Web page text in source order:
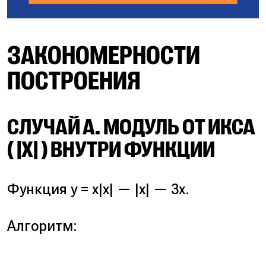
ЗАКОНОМЕРНОСТИ
ПОСТРОЕНИЯ
СЛУЧАЙ А. МОДУЛЬ ОТ ИКСА
( |X| ) ВНУТРИ ФУНКЦИИ
Функция y = x|x| — |x| — 3x.
Алгоритм: